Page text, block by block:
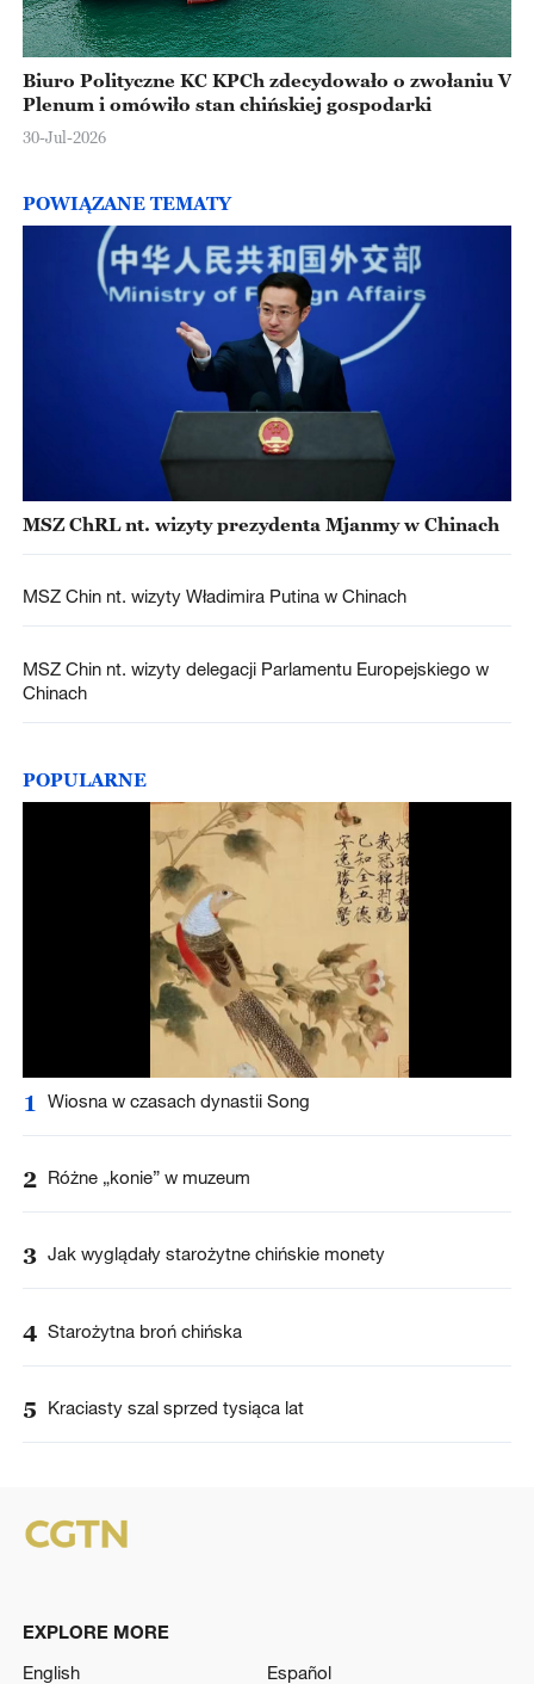
Biuro Polityczne KC KPCh zdecydowało o zwołaniu V
Plenum i omówiło stan chińskiej gospodarki
30-Jul-2026
POWIĄZANE TEMATY
MSZ ChRL nt. wizyty prezydenta Mjanmy w Chinach
MSZ Chin nt. wizyty Władimira Putina w Chinach
MSZ Chin nt. wizyty delegacji Parlamentu Europejskiego w
Chinach
POPULARNE
1 Wiosna w czasach dynastii Song
2 Różne „konie” w muzeum
3 Jak wyglądały starożytne chińskie monety
4 Starożytna broń chińska
5 Kraciasty szal sprzed tysiąca lat
EXPLORE MORE
English
Español